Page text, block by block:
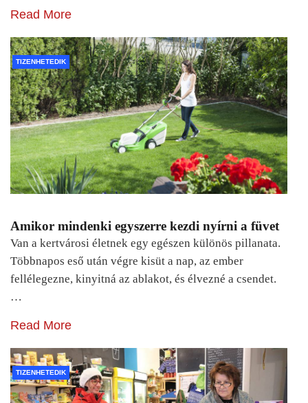
Read More
TIZENHETEDIK
Amikor mindenki egyszerre kezdi nyírni a füvet
Van a kertvárosi életnek egy egészen különös pillanata.
Többnapos eső után végre kisüt a nap, az ember
fellélegezne, kinyitná az ablakot, és élvezné a csendet.
…
Read More
TIZENHETEDIK